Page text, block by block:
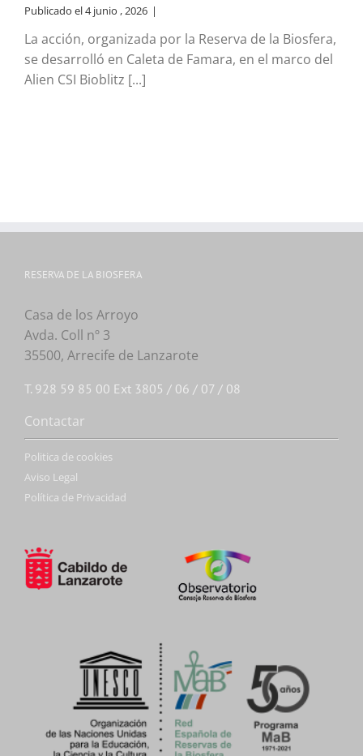
Publicado el 4 junio , 2026 |
La acción, organizada por la Reserva de la Biosfera,
se desarrolló en Caleta de Famara, en el marco del
Alien CSI Bioblitz [...]
RESERVA DE LA BIOSFERA
Casa de los Arroyo
Avda. Coll nº 3
35500, Arrecife de Lanzarote
T. 928 59 85 00 Ext 3805 / 06 / 07 / 08
Contactar
Politica de cookies
Aviso Legal
Política de Privacidad